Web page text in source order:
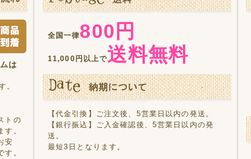
は
。
トの
す。
安
す。
全国一律800円
11,000円以上で送料無料
【代金引換】ご注文後、5営業日以内の発送。
【銀行振込】ご入金確認後、5営業日以内の発
送。
最短3日となります。